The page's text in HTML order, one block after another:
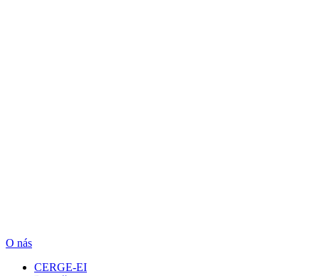
O nás
CERGE-EI